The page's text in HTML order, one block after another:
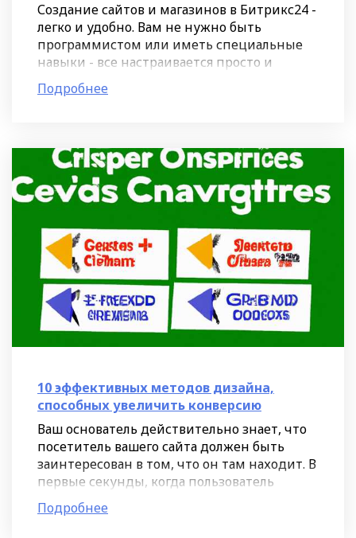
Создание сайтов и магазинов в Битрикс24 -
легко и удобно. Вам не нужно быть
программистом или иметь специальные
навыки - все настраивается просто и
быстро. Процесс создания сайта в
Битрикс24 можно сравнить с
Подробнее
10 эффективных методов дизайна,
способных увеличить конверсию
Ваш основатель действительно знает, что
посетитель вашего сайта должен быть
заинтересован в том, что он там находит. В
первые секунды, когда пользователь
загружает вашу страницу, он должен
увидеть все нужные ему
Подробнее